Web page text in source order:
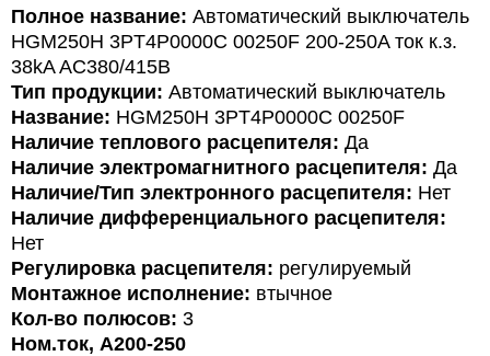
Полное название: Автоматический выключатель
HGM250H 3PT4P0000C 00250F 200-250A ток к.з.
38kA AC380/415В
Тип продукции: Автоматический выключатель
Название: HGM250H 3PT4P0000C 00250F
Наличие теплового расцепителя: Да
Наличие электромагнитного расцепителя: Да
Наличие/Тип электронного расцепителя: Нет
Наличие дифференциального расцепителя:
Нет
Регулировка расцепителя: регулируемый
Монтажное исполнение: втычное
Кол-во полюсов: 3
Ном.ток, А200-250